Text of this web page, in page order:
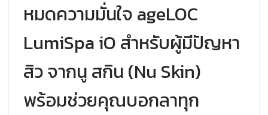
หมดความมั่นใจ ageLOC
LumiSpa iO สำหรับผู้มีปัญหา
สิว จากนู สกิน (Nu Skin)
พร้อมช่วยคุณบอกลาทุก